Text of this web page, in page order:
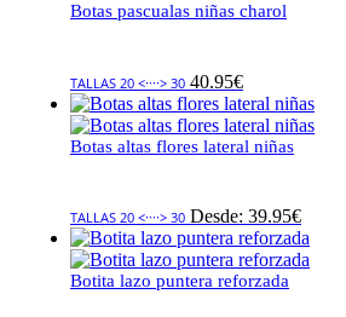
Botas pascualas niñas charol
TALLAS 20 <····> 30 40.95€
Botas altas flores lateral niñas
TALLAS 20 <····> 30 Desde: 39.95€
Botita lazo puntera reforzada